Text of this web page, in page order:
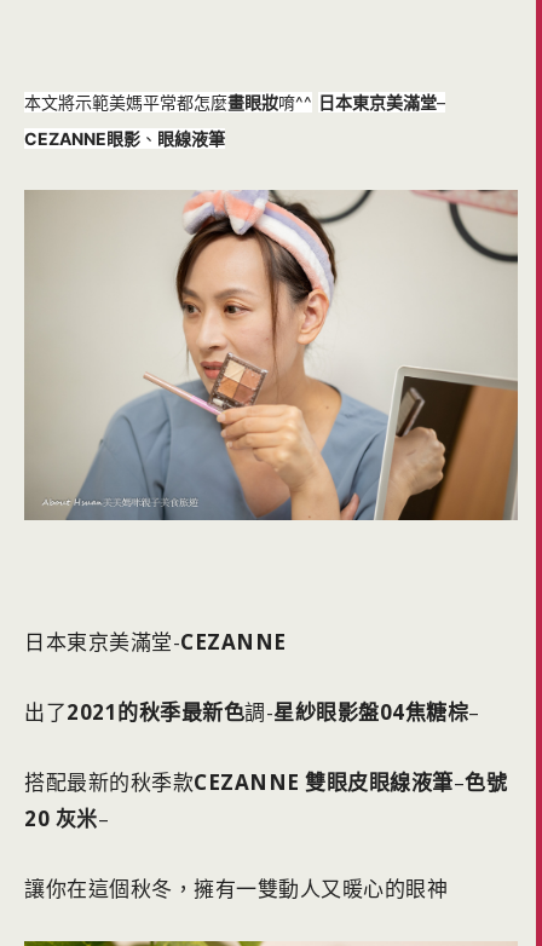
本文將示範美媽平常都怎麼畫眼妝唷^^ 日本東京美滿堂–
CEZANNE眼影 、 眼線液筆
日本東京美滿堂-CEZANNE
出了2021的秋季最新色調-星紗眼影盤04焦糖棕–
搭配最新的秋季款CEZANNE 雙眼皮眼線液筆–色號
20 灰米–
讓你在這個秋冬，擁有一雙動人又暖心的眼神